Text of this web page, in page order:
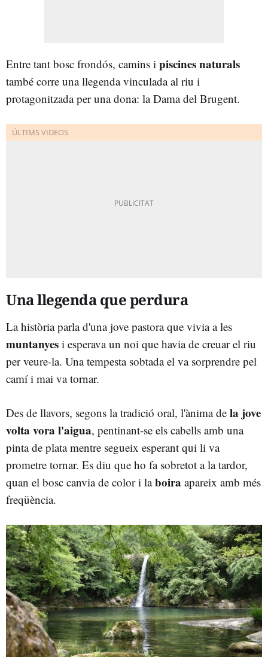
Entre tant bosc frondós, camins i piscines naturals
també corre una llegenda vinculada al riu i
protagonitzada per una dona: la Dama del Brugent.
Una llegenda que perdura
La història parla d'una jove pastora que vivia a les
muntanyes i esperava un noi que havia de creuar el riu
per veure-la. Una tempesta sobtada el va sorprendre pel
camí i mai va tornar.
Des de llavors, segons la tradició oral, l'ànima de la jove
volta vora l'aigua, pentinant-se els cabells amb una
pinta de plata mentre segueix esperant qui li va
prometre tornar. Es diu que ho fa sobretot a la tardor,
quan el bosc canvia de color i laboira apareix amb més
freqüència.